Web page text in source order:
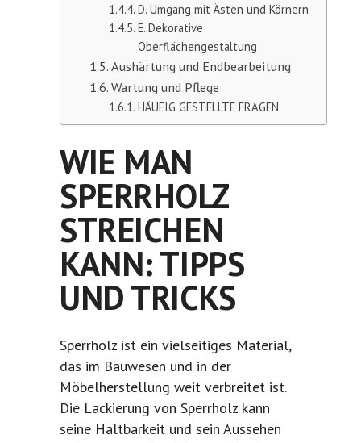
D. Umgang mit Ästen und Körnern
E. Dekorative
Oberflächengestaltung
Aushärtung und Endbearbeitung
Wartung und Pflege
HÄUFIG GESTELLTE FRAGEN
WIE MAN
SPERRHOLZ
STREICHEN
KANN: TIPPS
UND TRICKS
Sperrholz ist ein vielseitiges Material,
das im Bauwesen und in der
Möbelherstellung weit verbreitet ist.
Die Lackierung von Sperrholz kann
seine Haltbarkeit und sein Aussehen